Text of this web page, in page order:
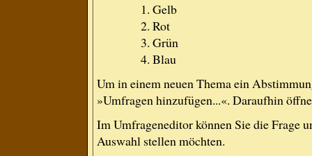
Gelb
Rot
Grün
Blau
Um in einem neuen Thema ein
»Umfragen hinzufügen...«. Daraufhin
Im Umfrageneditor können Sie die Frage
Auswahl stellen möchten.